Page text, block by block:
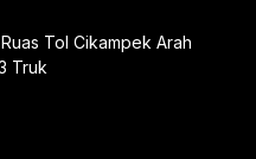
Tol Cikampek Arah
Truk